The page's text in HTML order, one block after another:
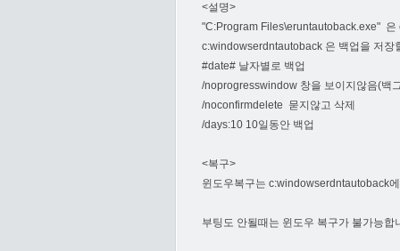
<설명>
"C:Program Files\eruntautoback.exe"
c:windowserdntautoback 은 백업을 저장
#date# 날자별로 백업
/noprogresswindow 창을 보이지않음(백
/noconfirmdelete 묻지않고 삭제
/days:10 10일동안 백업
<복구>
윈도우복구는 c:windowserdntautoback
부팅도 안될때는 윈도우 복구가 불가능